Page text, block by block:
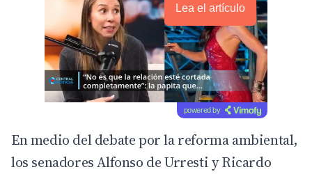
Lea el artículo
powered by
En medio del debate por la reforma ambiental,
los senadores Alfonso de Urresti y Ricardo